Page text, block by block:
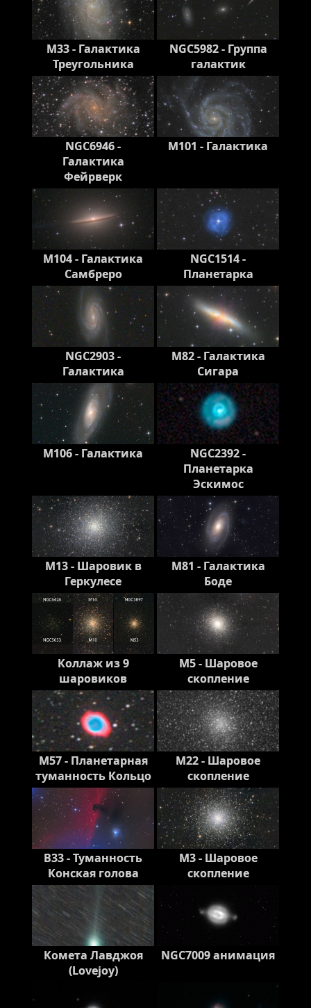
M33 - Галактика
Треугольника
NGC5982 - Группа
галактик
NGC6946 -
Галактика
Фейрверк
M101 - Галактика
M104 - Галактика
Самбреро
NGC1514 -
Планетарка
NGC2903 -
Галактика
M82 - Галактика
Сигара
M106 - Галактика
NGC2392 -
Планетарка
Эскимос
M13 - Шаровик в
Геркулесе
M81 - Галактика
Боде
Коллаж из 9
шаровиков
M5 - Шаровое
скопление
M57 - Планетарная
туманность Кольцо
M22 - Шаровое
скопление
B33 - Туманность
Конская голова
M3 - Шаровое
скопление
Комета Лавджоя
(Lovejoy)
NGC7009 анимация